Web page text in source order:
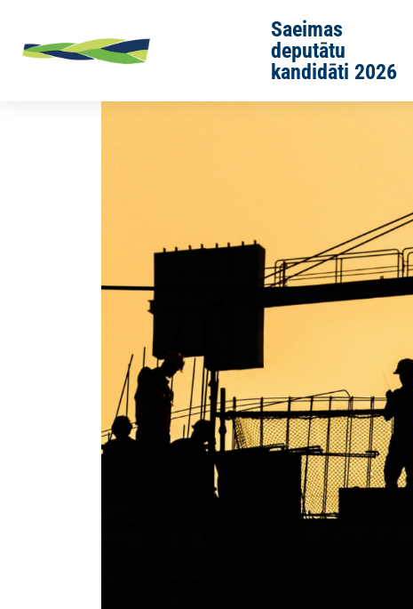
Saeimas
deputātu
kandidāti 2026